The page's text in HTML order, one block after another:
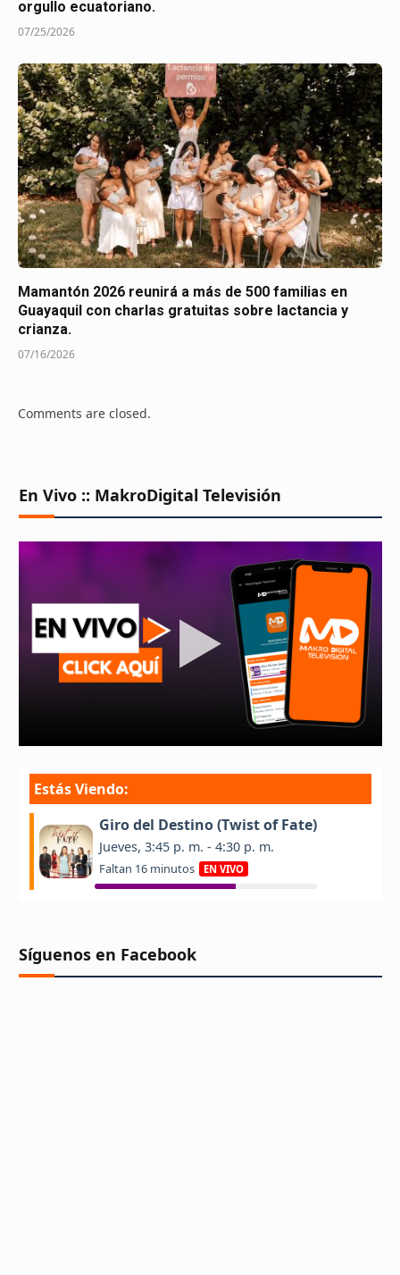
orgullo ecuatoriano.
07/25/2026
Mamantón 2026 reunirá a más de 500 familias en
Guayaquil con charlas gratuitas sobre lactancia y
crianza.
07/16/2026
Comments are closed.
En Vivo :: MakroDigital Televisión
Síguenos en Facebook